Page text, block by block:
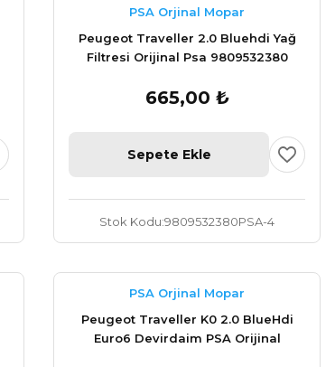
PSA Orjinal Mopar
Peugeot Traveller 2.0 Bluehdi Yağ
Filtresi Orijinal Psa 9809532380
665,00 ₺
Sepete Ekle
Stok Kodu 9809532380PSA-4
PSA Orjinal Mopar
Peugeot Traveller K0 2.0 BlueHdi
Euro6 Devirdaim PSA Orijinal